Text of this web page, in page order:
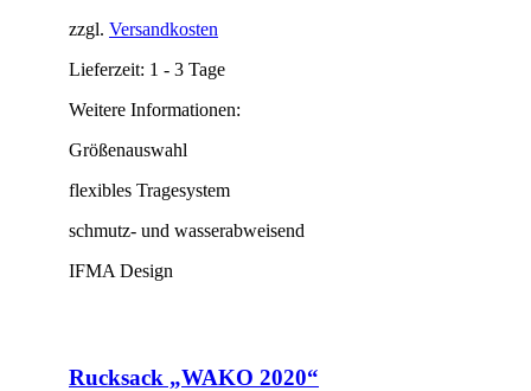
zzgl. Versandkosten
Lieferzeit: 1 - 3 Tage
Weitere Informationen:
Größenauswahl
flexibles Tragesystem
schmutz- und wasserabweisend
IFMA Design
Rucksack „WAKO 2020“